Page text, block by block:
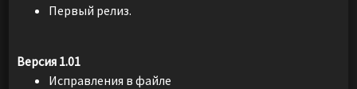
Первый релиз.
Версия 1.01
Исправления в файле